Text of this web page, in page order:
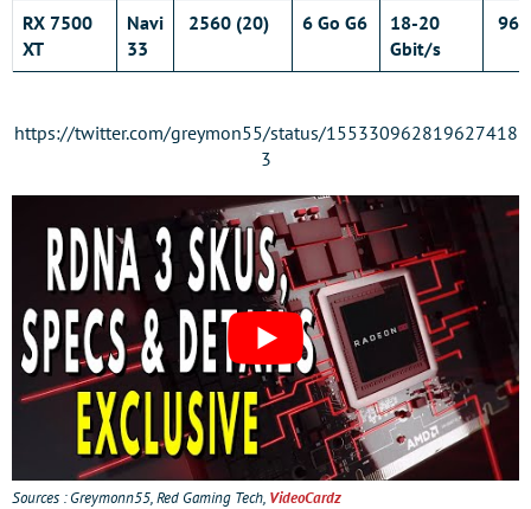
RX 7500
XT
Navi
33
2560 (20) 6 Go G6
18-20
Gbit/s
https://twitter.com/greymon55/status/155330962819627418
3
Sources : Greymonn55, Red Gaming Tech, VideoCardz